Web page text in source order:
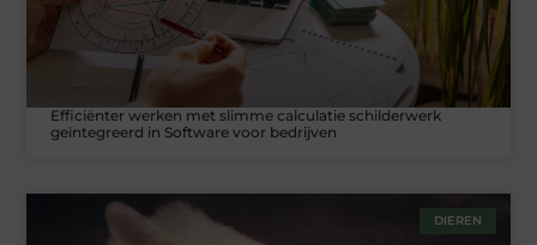
Efficiënter werken met slimme calculatie schilderwerk
geïntegreerd in Software voor bedrijven
DIEREN